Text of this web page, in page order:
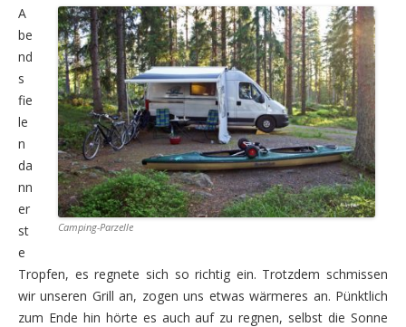
Mittwoch, 5.08. – Wanderung vier Wasserfälle
Donnerstag, 6.08. – auf dem Weg nach Geiranger
Freitag, 7.08. – Fahrt nach Flaktveit mit Besuch in
Samstag, 8.08. – Weiterfahrt nach Skei
Die dritte Woche – Die Entscheidung
Sonntag, 9.08. – Ziel ist Geiranger
Montag, 10.08. – Wandern und Motorradrunde
Dienstag, 11.08. – Regenfahrt am Trollstigen vorbei
Mittwoch, 12.08. – Weiterfahrt nach Gjora
Camping-Parzelle
A
be
nd
s
fie
le
n
da
nn
er
st
e
Tropfen, es regnete sich so richtig ein. Trotzdem schmissen
wir unseren Grill an, zogen uns etwas wärmeres an. Pünktlich
zum Ende hin hörte es auch auf zu regnen, selbst die Sonne